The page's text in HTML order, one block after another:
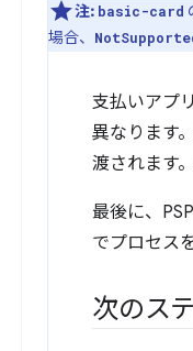
注: basic-card
場合、
支払いアプ
異なります
渡されます
最後に、
でプロセス
次のス